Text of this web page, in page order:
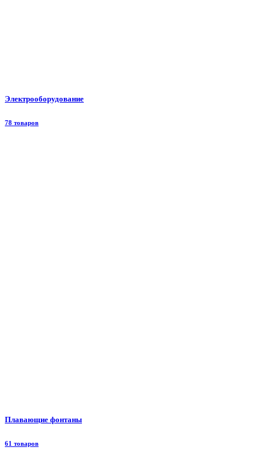
Электрооборудование
78 товаров
Плавающие фонтаны
61 товаров